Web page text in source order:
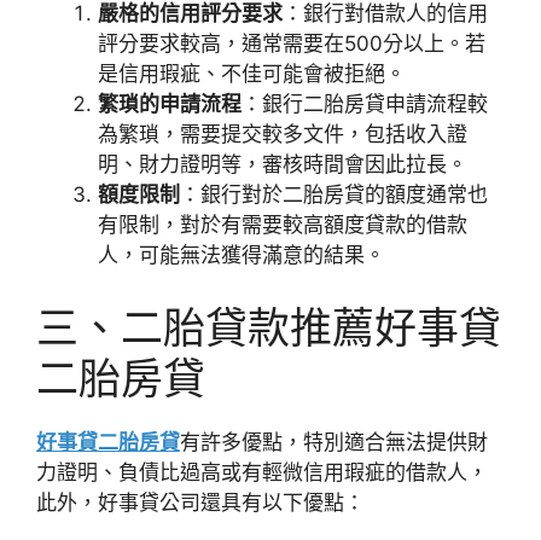
嚴格的信用評分要求 ：銀行對借款人的信用
評分要求較高，通常需要在500分以上。若
是信用瑕疵、不佳可能會被拒絕。
繁瑣的申請流程 ：銀行二胎房貸申請流程較
為繁瑣，需要提交較多文件，包括收入證
明、財力證明等，審核時間會因此拉長。
額度限制 ：銀行對於二胎房貸的額度通常也
有限制，對於有需要較高額度貸款的借款
人，可能無法獲得滿意的結果。
三、 二胎貸款推薦好事貸
二胎房貸
好事貸二胎房貸有許多優點，特別適合無法提供財
力證明、負債比過高或有輕微信用瑕疵的借款人，
此外，好事貸公司還具有以下優點：